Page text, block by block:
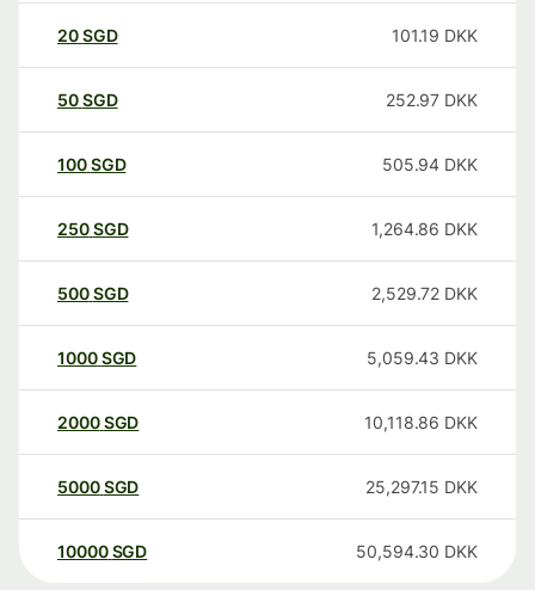
20SGD 101.19 DKK
50SGD 252.97 DKK
100SGD 505.94 DKK
250SGD 1,264.86 DKK
500SGD 2,529.72 DKK
1000SGD 5,059.43 DKK
2000SGD 10,118.86 DKK
5000SGD 25,297.15 DKK
10000 SGD 50,594.30 DKK